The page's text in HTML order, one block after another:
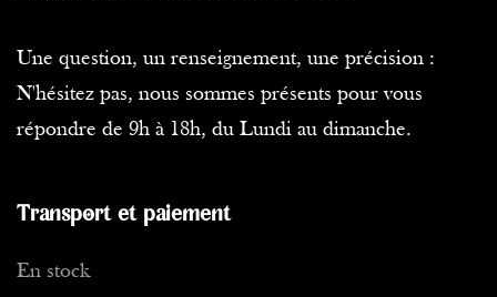
Une question, un renseignement, une précision :
N'hésitez pas, nous sommes présents pour vous
répondre de 9h à 18h, du Lundi au dimanche.
Transport et paiement
En stock